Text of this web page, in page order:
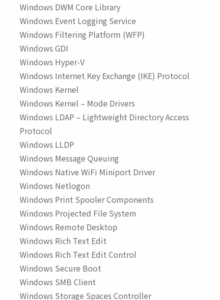
Windows DWM Core Library
Windows Event Logging Service
Windows Filtering Platform (WFP)
Windows GDI
Windows Hyper-V
Windows Internet Key Exchange (IKE) Protocol
Windows Kernel
Windows Kernel – Mode Drivers
Windows LDAP – Lightweight Directory Access
Protocol
Windows LLDP
Windows Message Queuing
Windows Native WiFi Miniport Driver
Windows Netlogon
Windows Print Spooler Components
Windows Projected File System
Windows Remote Desktop
Windows Rich Text Edit
Windows Rich Text Edit Control
Windows Secure Boot
Windows SMB Client
Windows Storage Spaces Controller